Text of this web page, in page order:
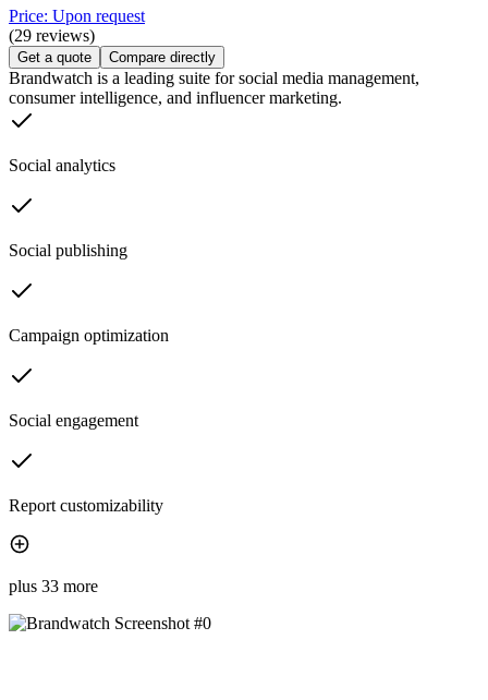
Price: Upon request
(29 reviews)
Get a quote Compare directly
Brandwatch is a leading suite for social media management,
consumer intelligence, and influencer marketing.
Social analytics
Social publishing
Campaign optimization
Social engagement
Report customizability
plus 33 more